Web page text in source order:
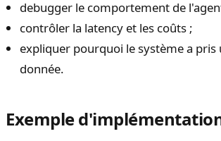
debugger le comportement de
contrôler la latency et les coûts ;
expliquer pourquoi le système a pris
donnée.
Exemple